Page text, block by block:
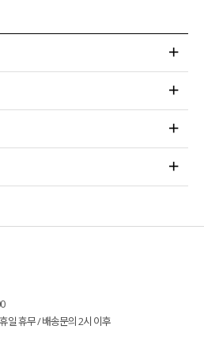
일 휴무 / 배송문의 2시 이후